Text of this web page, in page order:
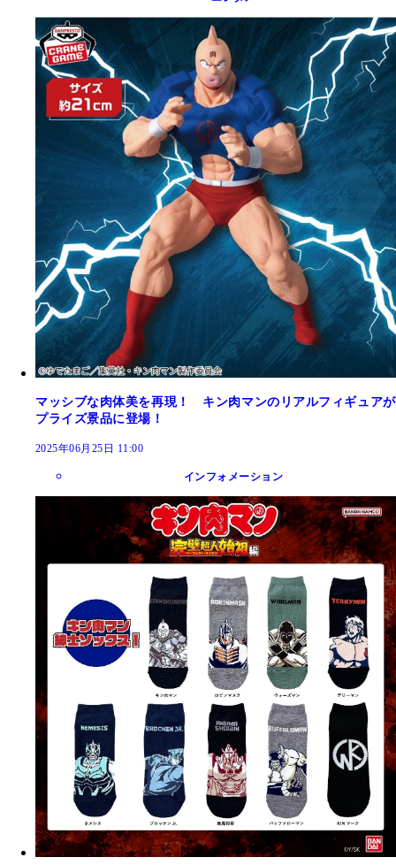
マッシブな肉体美を再現！ キン肉マンのリアルフィギュアが
プライズ景品に登場！
2025年06月25日 11:00
インフォメーション